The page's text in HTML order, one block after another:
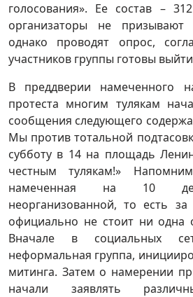
голосования». Ее состав –
организаторы не
однако проводят опрос,
участников группы готовы
В преддверии намеченного
протеста многим тулякам
сообщения следующего
Мы против тотальной
субботу в 14 на площадь
честным тулякам!»
намеченная на 10
неорганизованной, то есть
официально не стоит ни одна
Вначале в социальных
неформальная группа,
митинга. Затем о намерении
начали заявлять